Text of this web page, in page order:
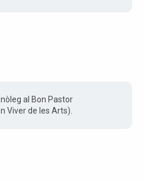
al Bon Pastor
Viver de les Arts).